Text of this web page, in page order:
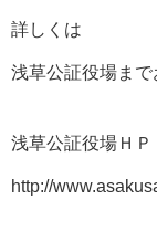
詳しくは
浅草公証役場まで
浅草公証役場ＨＰ
http://